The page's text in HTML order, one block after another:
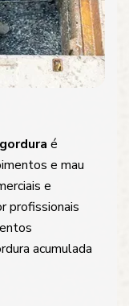
é
e mau
e
profissionais
acumulada